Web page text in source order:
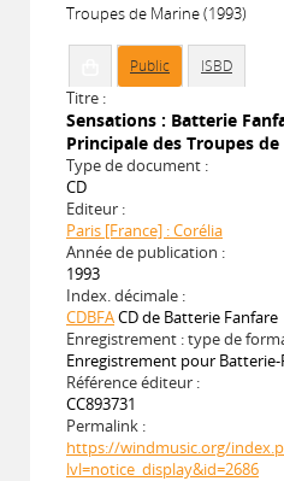
Troupes de Marine (1993)
Public ISBD
Titre :
Sensations : Batterie
Principale des Troupes
Type de document :
CD
Editeur :
Paris [France] : Corélia
Année de publication :
1993
Index. décimale :
CDBFACD de Batterie Fanfare
Enregistrement : type de
Enregistrement pour Batterie-
Référence éditeur :
CC893731
Permalink :
https://windmusic.org/
lvl=notice_display&id=2686